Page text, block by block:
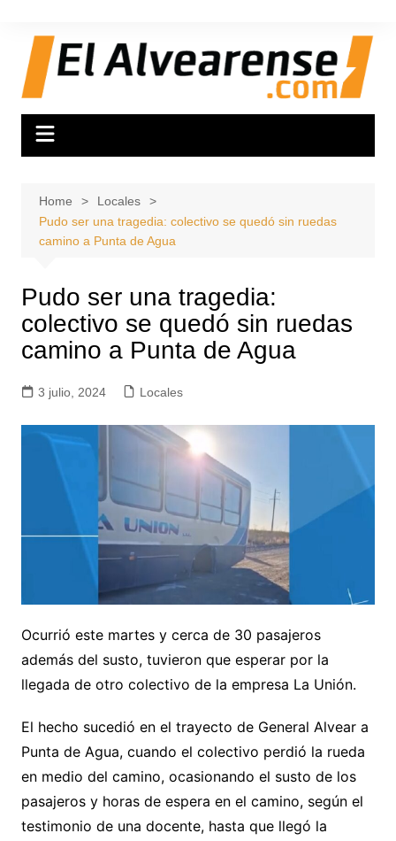
content
Home
Locales
Pudo ser una tragedia: colectivo se quedó sin ruedas
camino a Punta de Agua
Pudo ser una tragedia:
colectivo se quedó sin ruedas
camino a Punta de Agua
3 julio, 2024 Locales
Ocurrió este martes y cerca de 30 pasajeros
además del susto, tuvieron que esperar por la
llegada de otro colectivo de la empresa La Unión.
El hecho sucedió en el trayecto de General Alvear a
Punta de Agua, cuando el colectivo perdió la rueda
en medio del camino, ocasionando el susto de los
pasajeros y horas de espera en el camino, según el
testimonio de una docente, hasta que llegó la